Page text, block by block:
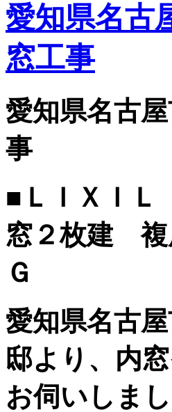
愛知県名古
窓工事
愛知県名古
事
■ＬＩＸＩ
窓２枚建 複
Ｇ
愛知県名古
邸より、内
お伺いしま